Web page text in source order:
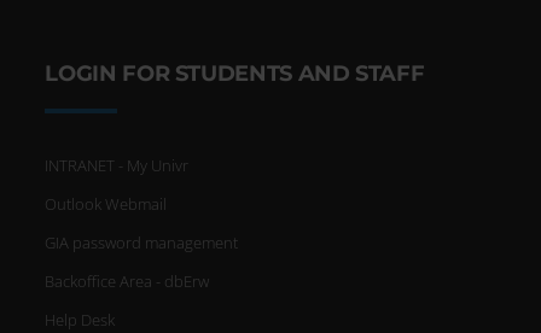
LOGIN FOR STUDENTS AND STAFF
INTRANET - My Univr
Outlook Webmail
GIA password management
Backoffice Area - dbErw
Help Desk